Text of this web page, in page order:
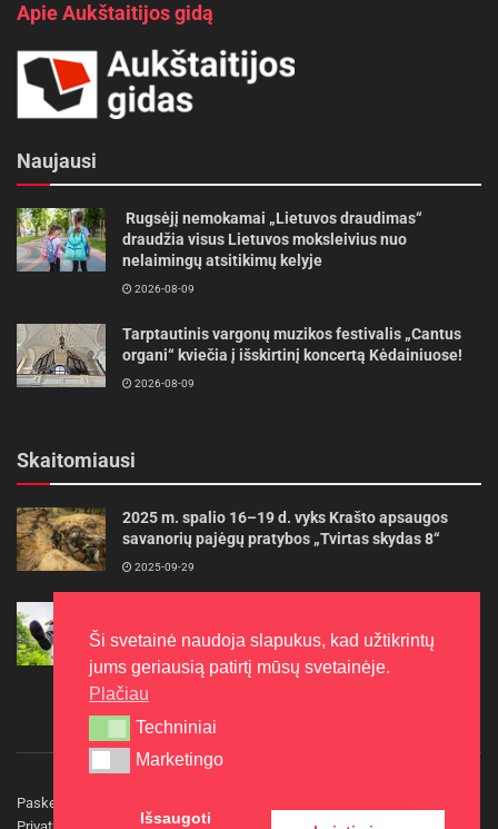
Apie Aukštaitijos gidą
Naujausi
Rugsėjį nemokamai „Lietuvos draudimas“
draudžia visus Lietuvos moksleivius nuo
nelaimingų atsitikimų kelyje
2026-08-09
Tarptautinis vargonų muzikos festivalis „Cantus
organi“ kviečia į išskirtinį koncertą Kėdainiuose!
2026-08-09
Skaitomiausi
2025 m. spalio 16–19 d. vyks Krašto apsaugos
savanorių pajėgų pratybos „Tvirtas skydas 8“
2025-09-29
ilgiau
2022-06-27
Paskelbkite naujieną
Ši svetainė naudoja slapukus, kad užtikrintų
jums geriausią patirtį mūsų svetainėje.
Plačiau
Techniniai
Techniniai
Marketingo
Marketingo
Išsaugoti